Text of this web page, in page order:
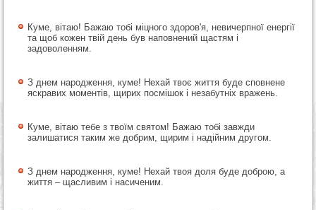
Куме, вітаю! Бажаю тобі міцного здоров'я, невичерпної енергії
та щоб кожен твій день був наповнений щастям і
задоволенням.
З днем народження, куме! Нехай твоє життя буде сповнене
яскравих моментів, щирих посмішок і незабутніх вражень.
Куме, вітаю тебе з твоїм святом! Бажаю тобі завжди
залишатися таким же добрим, щирим і надійним другом.
З днем народження, куме! Нехай твоя доля буде доброю, а
життя – щасливим і насиченим.